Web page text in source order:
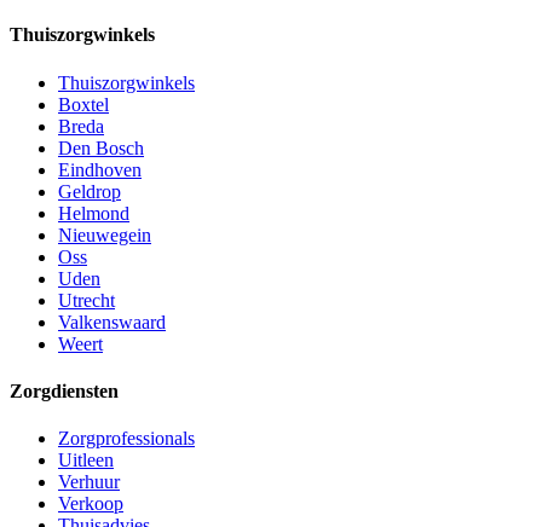
Thuiszorgwinkels
Thuiszorgwinkels
Boxtel
Breda
Den Bosch
Eindhoven
Geldrop
Helmond
Nieuwegein
Oss
Uden
Utrecht
Valkenswaard
Weert
Zorgdiensten
Zorgprofessionals
Uitleen
Verhuur
Verkoop